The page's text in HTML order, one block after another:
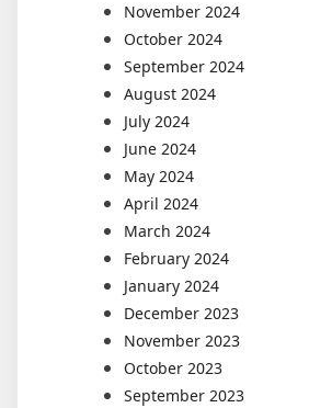
November 2024
October 2024
September 2024
August 2024
July 2024
June 2024
May 2024
April 2024
March 2024
February 2024
January 2024
December 2023
November 2023
October 2023
September 2023